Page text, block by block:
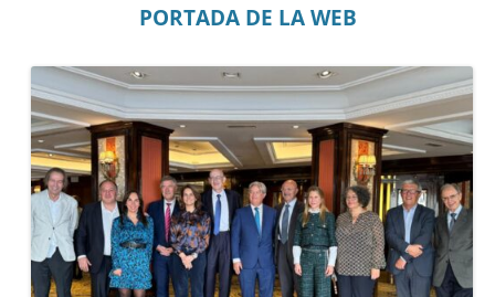
PORTADA DE LA WEB